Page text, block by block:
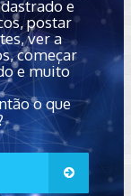
e
postar
ver a
começar
e muito
o que